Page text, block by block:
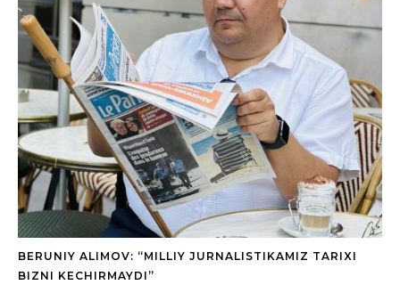
BERUNIY ALIMOV: “MILLIY JURNALISTIKAMIZ TARIXI
BIZNI KECHIRMAYDI”